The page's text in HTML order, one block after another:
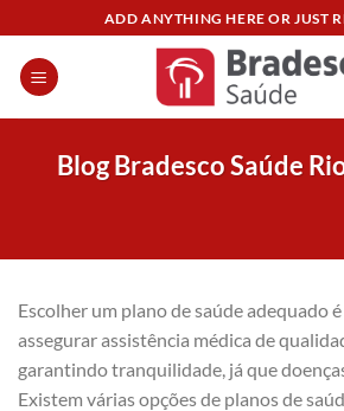
content
ADD ANYTHING HERE OR JUST
Blog Bradesco Saúde
Escolher um plano de saúde adequado
assegurar assistência médica de
garantindo tranquilidade, já que
Existem várias opções de planos de